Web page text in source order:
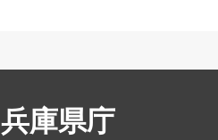
兵庫県庁